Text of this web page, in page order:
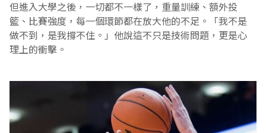
但進入大學之後，一切都不一樣了，重量訓練、額外投
籃、比賽強度，每一個環節都在放大他的不足。「我不是
做不到，是我撐不住。」他說這不只是技術問題，更是心
理上的衝擊。